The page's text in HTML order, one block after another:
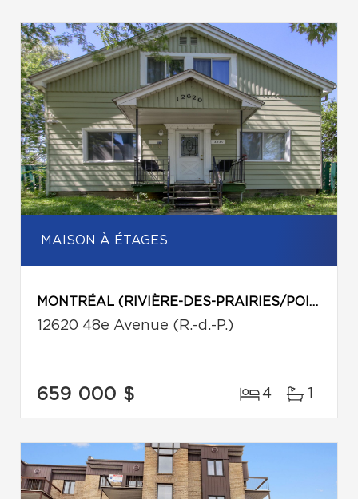
MAISON À ÉTAGES
MONTRÉAL (RIVIÈRE-DES-PRAIRIES/POINTE-AUX-TREMBLES)
12620 48e Avenue (R.-d.-P.)
659 000 $ 4 1